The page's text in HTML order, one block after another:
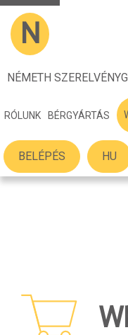
N
NÉMETH
RÓLUNK BÉRGYÁRTÁS
BELÉPÉS HU